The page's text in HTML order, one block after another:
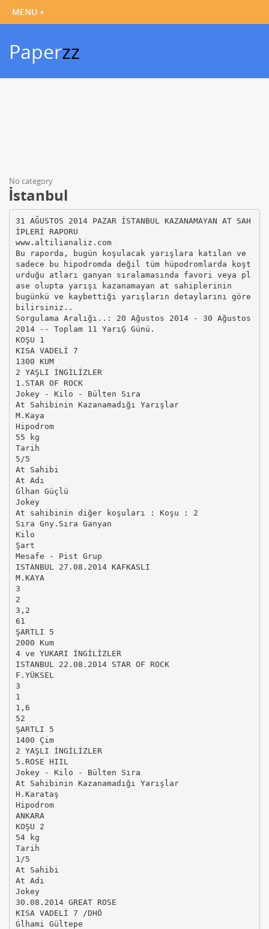
Paperzz
No category
İstanbul
31 AĞUSTOS 2014 PAZAR İSTANBUL KAZANAMAYAN AT SAH
İPLERİ RAPORU
www.altilianaliz.com
Bu raporda, bugün koşulacak yarışlara katılan ve
sadece bu hipodromda değil tüm hüpodromlarda koşt
urduğu atları ganyan sıralamasında favori veya pl
ase olupta yarışı kazanamayan at sahiplerinin
bugünkü ve kaybettiği yarışların detaylarını göre
bilirsiniz..
Sorgulama Aralığı..: 20 Ağustos 2014 - 30 Ağustos
2014 -- Toplam 11 YarıĢ Günü.
KOŞU 1
KISA VADELİ 7
1300 KUM
2 YAŞLI İNGİLİZLER
1.STAR OF ROCK
Jokey - Kilo - Bülten Sıra
At Sahibinin Kazanamadığı Yarışlar
M.Kaya
Hipodrom
55 kg
Tarih
5/5
At Sahibi
At Adı
Ġlhan Güçlü
Jokey
At sahibinin diğer koşuları : Koşu : 2
Sıra Gny.Sıra Ganyan
Kilo
Şart
Mesafe - Pist Grup
ISTANBUL 27.08.2014 KAFKASLI
M.KAYA
3
2
3,2
61
ŞARTLI 5
2000 Kum
4 ve YUKARI İNGİLİZLER
ISTANBUL 22.08.2014 STAR OF ROCK
F.YÜKSEL
3
1
1,6
52
ŞARTLI 5
1400 Çim
2 YAŞLI İNGİLİZLER
5.ROSE HIIL
Jokey - Kilo - Bülten Sıra
At Sahibinin Kazanamadığı Yarışlar
H.Karataş
Hipodrom
ANKARA
KOŞU 2
54 kg
Tarih
1/5
At Sahibi
At Adı
Jokey
30.08.2014 GREAT ROSE
KISA VADELİ 7 /DHÖ
Ġlhami Gültepe